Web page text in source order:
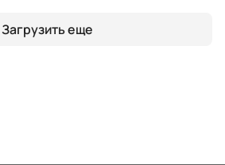
Загрузить еще